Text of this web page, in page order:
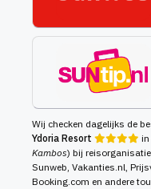
Wij checken dagelijks de
Ydoria Resort
in
Kambos) bij
Sunweb, Vakanties.nl,
Booking.com en andere